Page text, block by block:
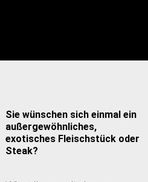
Sie wünschen sich einmal ein
außergewöhnliches,
exotisches Fleischstück oder
Steak?